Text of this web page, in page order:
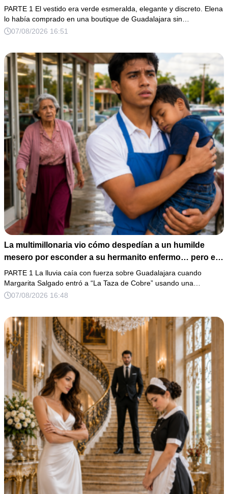
LIMUSINA COMO INVITADA DE HONOR DEL DUEÑO DE
LA EMPRESA
PARTE 1 El vestido era verde esmeralda, elegante y discreto. Elena
lo había comprado en una boutique de Guadalajara sin…
07/08/2026 16:51
La multimillonaria vio cómo despedían a un humilde
mesero por esconder a su hermanito enfermo… pero el
verdadero escándalo estaba a punto de estallar.
PARTE 1 La lluvia caía con fuerza sobre Guadalajara cuando
Margarita Salgado entró a “La Taza de Cobre” usando una…
07/08/2026 16:48